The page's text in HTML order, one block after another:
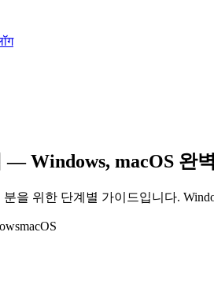
Windows, macOS 완
을 위한 단계별 가이드입니다.
macOS